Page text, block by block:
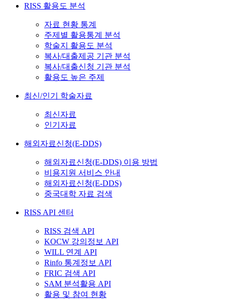
RISS 활용도 분석
자료 현황 통계
주제별 활용통계 분석
학술지 활용도 분석
복사/대출제공 기관 분석
복사/대출신청 기관 분석
활용도 높은 주제
최신/인기 학술자료
최신자료
인기자료
해외자료신청(E-DDS)
해외자료신청(E-DDS) 이용 방법
비용지원 서비스 안내
해외자료신청(E-DDS)
중국대학 자료 검색
RISS API 센터
RISS 검색 API
KOCW 강의정보 API
WILL 연계 API
Rinfo 통계정보 API
FRIC 검색 API
SAM 분석활용 API
활용 및 참여 현황